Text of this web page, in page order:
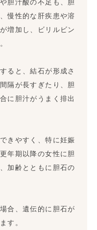
胆汁酸の不足も、胆
慢性的な肝疾患や溶
増加し、ビリルビン
ると、結石が形成さ
隔が長すぎたり、胆
に胆汁がうまく排出
きやすく、特に妊娠
年期以降の女性に胆
加齢とともに胆石の
合、遺伝的に胆石が
す。